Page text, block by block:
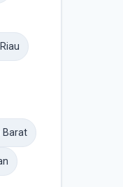
Barat